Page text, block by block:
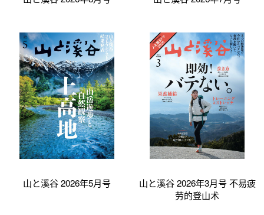
山と溪谷 2026年5月号
山と溪谷 2026年3月号 不易疲
劳的登山术